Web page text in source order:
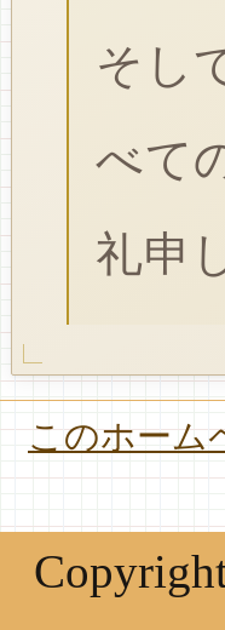
そし
べて
礼申
このホーム